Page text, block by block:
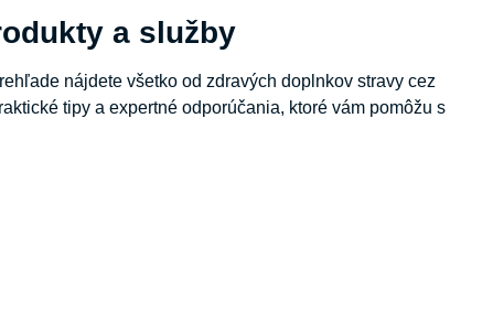
a služby
nájdete všetko od zdravých doplnkov stravy cez
tipy a expertné odporúčania, ktoré vám pomôžu s